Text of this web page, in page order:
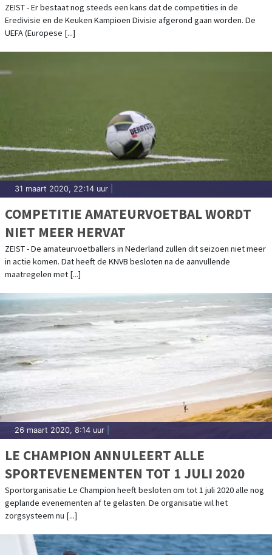
ZEIST - Er bestaat nog steeds een kans dat de competities in de
Eredivisie en de Keuken Kampioen Divisie afgerond gaan worden. De
UEFA (Europese [...]
31 maart 2020, 22:14 uur
COMPETITIE AMATEURVOETBAL WORDT
NIET MEER HERVAT
ZEIST - De amateurvoetballers in Nederland zullen dit seizoen niet meer
in actie komen. Dat heeft de KNVB besloten na de aanvullende
maatregelen met [...]
26 maart 2020, 8:14 uur
LE CHAMPION ANNULEERT ALLE
SPORTEVENEMENTEN TOT 1 JULI 2020
Sportorganisatie Le Champion heeft besloten om tot 1 juli 2020 alle nog
geplande evenementen af te gelasten. De organisatie wil het
zorgsysteem nu [...]